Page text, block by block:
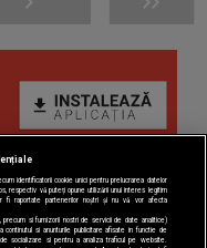
identificatorii cookie unici pentru prelucrarea datelor
respectiv vă puteți opune utilizării unui interes legitim
fi raportate partenerilor noștri și nu vă vor afecta
si furnizorii nostri de servicii de date analitice)
si anunturile publicitare afisate in functie de
socializare si pentru a analiza traficul pe website.